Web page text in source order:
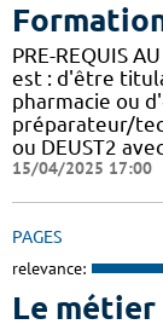
PRE-REQUIS
est : d'être
pharmacie ou
préparateur/
ou DEUST2
15/04/2025 17:00
PAGES
relevance:
Le métier